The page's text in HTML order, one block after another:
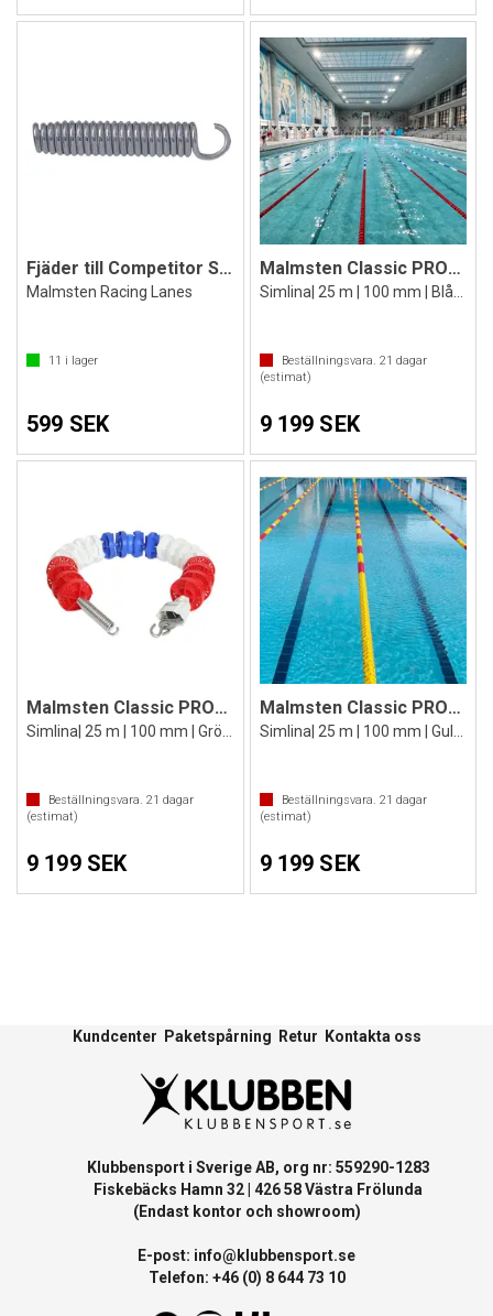
Fjäder till Competitor Simlina
Malmsten Racing Lanes
11 i lager
599 SEK
Malmsten Classic PRO™ Racing Lane 25 m
Beställningsvara. 21 dagar
(estimat)
9 199 SEK
Malmsten Classic PRO™ Racing Lane 25 m
Beställningsvara. 21 dagar
(estimat)
9 199 SEK
Malmsten Classic PRO™ Racing Lane 25 m
Beställningsvara. 21 dagar
(estimat)
9 199 SEK
Kundcenter Paketspårning Retur Kontakta oss
Klubbensport i Sverige AB, org nr: 559290-1283
Fiskebäcks Hamn 32 | 426 58 Västra Frölunda
(Endast kontor och showroom)
E-post: info@klubbensport.se
Telefon: +46 (0) 8 644 73 10